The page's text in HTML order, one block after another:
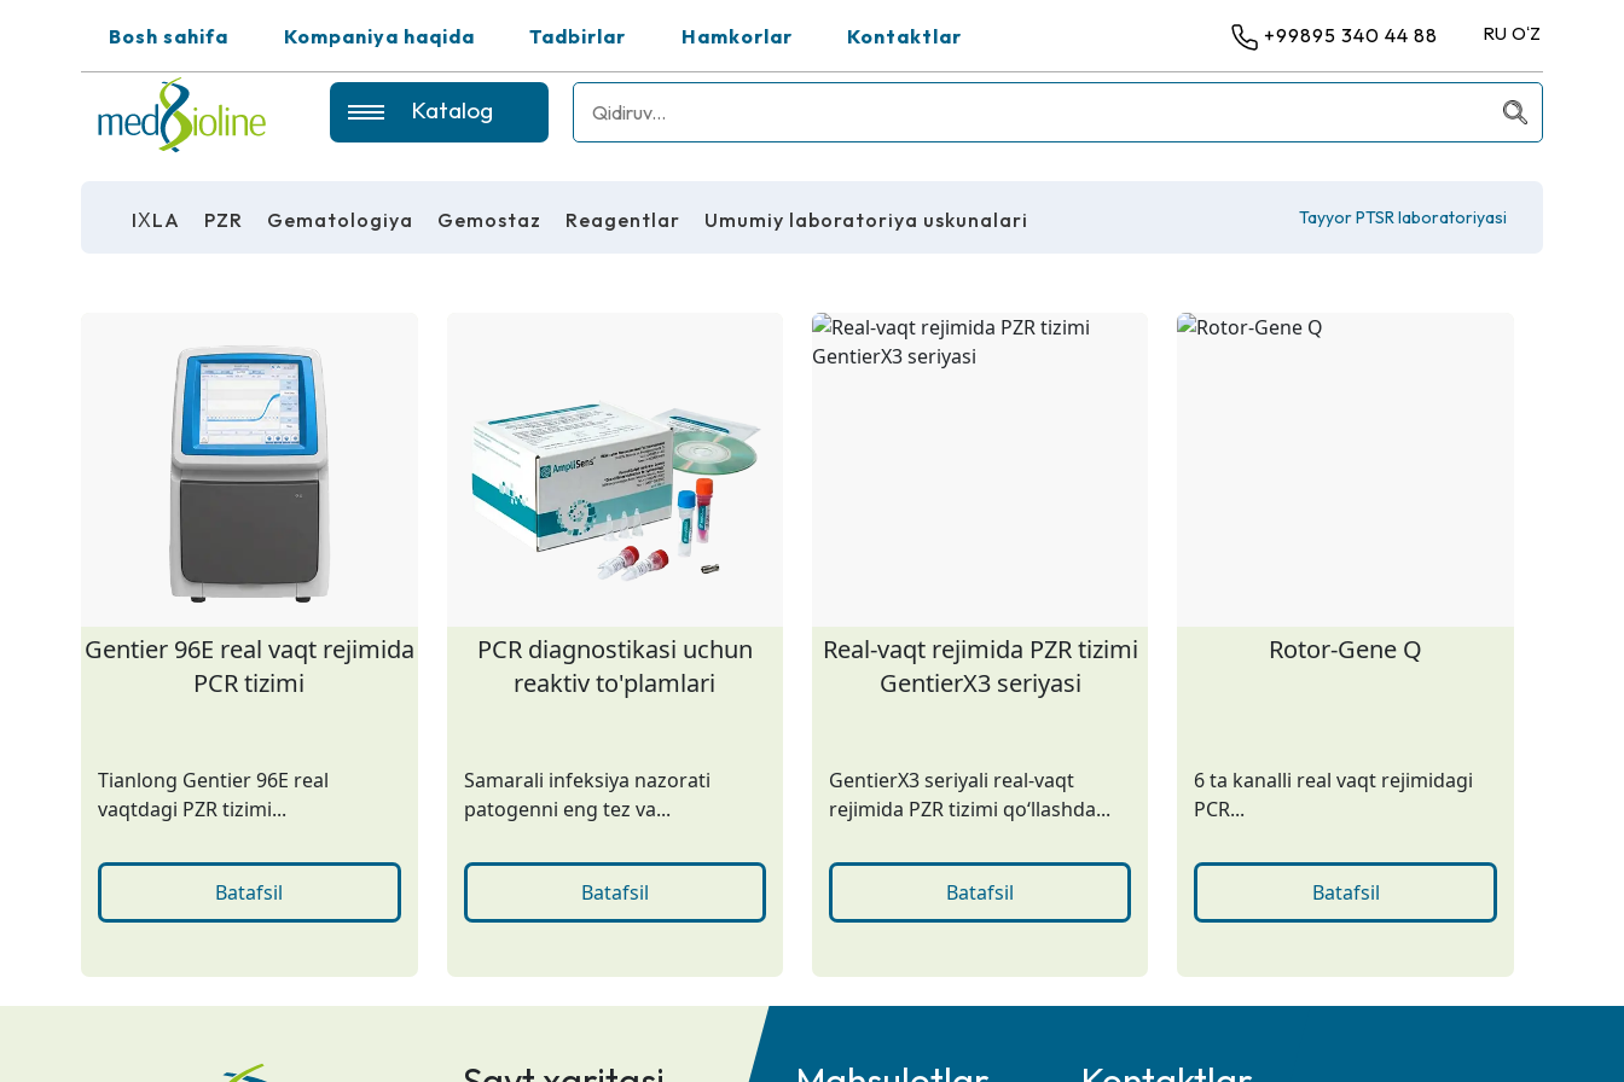
Bosh sahifa Kompaniya haqida Tadbirlar Hamkorlar Kontaktlar +99895 340 44 88 RU OʻZ
Katalog
IХLA PZR Gematologiya Gemostaz Reagentlar Umumiy laboratoriya uskunalari Tayyor PTSR laboratoriyasi
Gentier 96E real vaqt rejimida
PCR tizimi
Tianlong Gentier 96E real
vaqtdagi PZR tizimi...
Batafsil
PCR diagnostikasi uchun
reaktiv to'plamlari
Samarali infeksiya nazorati
patogenni eng tez va...
Batafsil
Real-vaqt rejimida PZR tizimi
GentierX3 seriyasi
GentierX3 seriyali real-vaqt
rejimida PZR tizimi qoʻllashda...
Batafsil
Rotor-Gene Q
6 ta kanalli real vaqt rejimidagi
PCR...
Batafsil
GEMOSTAZ
REAGENTLAR
UMUMIY LABORATORIYA
USKUNALARI